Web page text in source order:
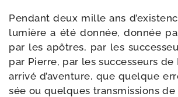
Pendant deux mille ans
lumière a été don­née, don­née
par les apôtres, par les
par Pierre, par les suc­ces­seurs de
arri­vé d’aventure, que quelque
sée ou quelques trans­mis­sions de